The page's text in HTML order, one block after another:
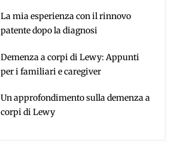
La mia esperienza con il rinnovo
patente dopo la diagnosi
Demenza a corpi di Lewy: Appunti
per i familiari e caregiver
Un approfondimento sulla demenza a
corpi di Lewy